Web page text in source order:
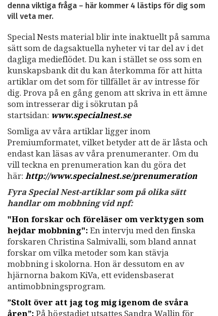
denna viktiga fråga – här kommer 4 lästips för dig som
vill veta mer.
Special Nests material blir inte inaktuellt på samma
sätt som de dagsaktuella nyheter vi tar del av i det
dagliga medieflödet. Du kan i stället se oss som en
kunskapsbank dit du kan återkomma för att hitta
artiklar om det som för tillfället är av intresse för
dig. Prova på en gång genom att skriva in ett ämne
som intresserar dig i sökrutan på
startsidan: www.specialnest.se
Somliga av våra artiklar ligger inom
Premiumformatet, vilket betyder att de är låsta och
endast kan läsas av våra prenumeranter. Om du
vill teckna en prenumeration kan du göra det
här: http://www.specialnest.se/prenumeration
Fyra Special Nest-artiklar som på olika sätt
handlar om mobbning vid npf:
"Hon forskar och föreläser om verktygen som
hejdar mobbning": En intervju med den finska
forskaren Christina Salmivalli, som bland annat
forskar om vilka metoder som kan stävja
mobbning i skolorna. Hon är dessutom en av
hjärnorna bakom KiVa, ett evidensbaserat
antimobbningsprogram.
”Stolt över att jag tog mig igenom de svåra
åren”: På högstadiet utsattes Sandra Wallin för